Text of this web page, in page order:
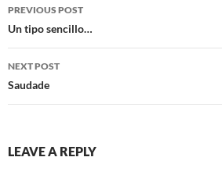
navigation
PREVIOUS POST
Un tipo sencillo…
NEXT POST
Saudade
LEAVE A REPLY